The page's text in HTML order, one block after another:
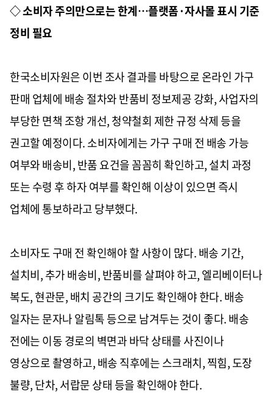
◇ 소비자 주의만으로는 한계…플랫폼·자사몰 표시 기준
정비 필요
한국소비자원은 이번 조사 결과를 바탕으로 온라인 가구
판매 업체에 배송 절차와 반품비 정보제공 강화, 사업자의
부당한 면책 조항 개선, 청약철회 제한 규정 삭제 등을
권고할 예정이다. 소비자에게는 가구 구매 전 배송 가능
여부와 배송비, 반품 요건을 꼼꼼히 확인하고, 설치 과정
또는 수령 후 하자 여부를 확인해 이상이 있으면 즉시
업체에 통보하라고 당부했다.
소비자도 구매 전 확인해야 할 사항이 많다. 배송 기간,
설치비, 추가 배송비, 반품비를 살펴야 하고, 엘리베이터나
복도, 현관문, 배치 공간의 크기도 확인해야 한다. 배송
일자는 문자나 알림톡 등으로 남겨두는 것이 좋다. 배송
전에는 이동 경로의 벽면과 바닥 상태를 사진이나
영상으로 촬영하고, 배송 직후에는 스크래치, 찍힘, 도장
불량, 단차, 서랍문 상태 등을 확인해야 한다.